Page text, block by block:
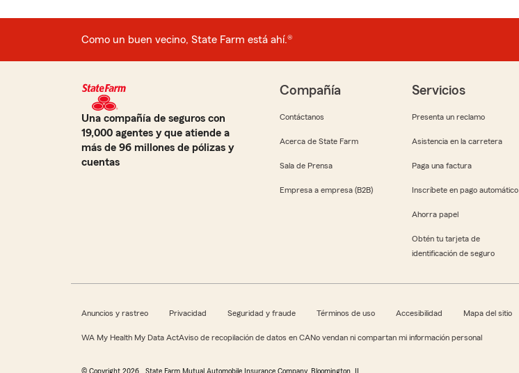
Como un buen vecino, State Farm está ahí.®
Una compañía de seguros con
19,000 agentes y que atiende a
más de 96 millones de pólizas y
cuentas
Compañía
Contáctanos
Acerca de State Farm
Sala de Prensa
Empresa a empresa (B2B)
Servicios
Presenta un reclamo
Asistencia en la carretera
Paga una factura
Inscríbete en pago automático
Ahorra papel
Obtén tu tarjeta de
identificación de seguro
Anuncios y rastreo Privacidad Seguridad y fraude Términos de uso Accesibilidad Mapa del sitio
WA My Health My Data ActAviso de recopilación de datos en CANo vendan ni compartan mi información personal
© Copyright 2026 , State Farm Mutual Automobile Insurance Company, Bloomington, IL